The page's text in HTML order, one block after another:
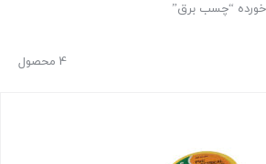
“چسب برق”
4 محصول